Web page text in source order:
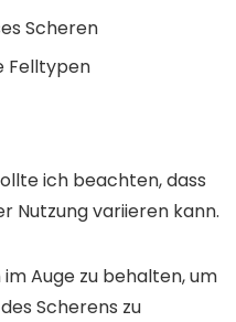
Scheren
Felltypen
ich beachten, dass
Nutzung variieren kann.
Auge zu behalten, um
Scherens zu